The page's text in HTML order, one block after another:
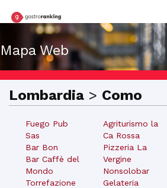
Mapa Web
Lombardia > Como
Fuego Pub
Sas
Bar Bon
Bar Caffè del
Mondo
Torrefazione
Agriturismo la
Ca Rossa
Pizzeria La
Vergine
Nonsolobar
Gelateria